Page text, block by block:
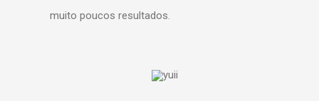
muito poucos resultados.